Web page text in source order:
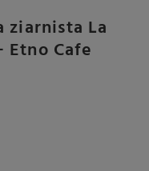
przelewowy
Press
ziarnista La
Etno Cafe